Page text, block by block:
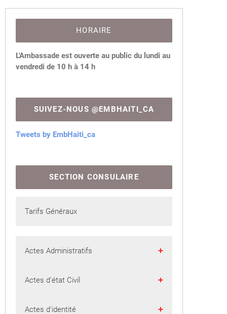
HORAIRE
L'Ambassade est ouverte au public du lundi au
vendredi de 10 h à 14 h
SUIVEZ-NOUS @EMBHAITI_CA
Tweets by EmbHaiti_ca
SECTION CONSULAIRE
Tarifs Généraux
Actes Administratifs
Passeports
Actes d'état Civil
Acte de naissance
Actes d'identité